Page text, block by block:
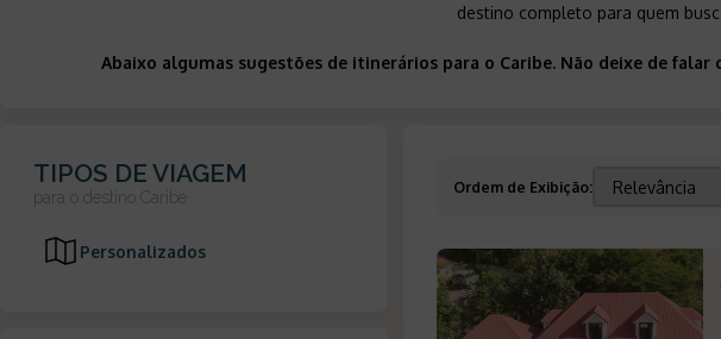
destino completo para quem
Abaixo algumas sugestões de itinerários para o Caribe. Não deixe de
TIPOS DE VIAGEM
para o destino Caribe
Personalizados
Ordem de Exibição: